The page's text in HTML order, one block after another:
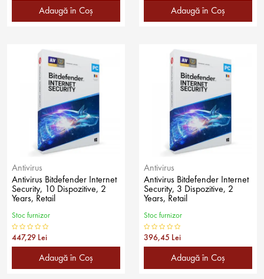
Adaugă în Coş Adaugă în Coş
Antivirus
Antivirus Bitdefender Internet
Security, 10 Dispozitive, 2
Years, Retail
Stoc furnizor
447,29 Lei
Adaugă în Coş
Antivirus
Antivirus Bitdefender Internet
Security, 3 Dispozitive, 2
Years, Retail
Stoc furnizor
396,45 Lei
Adaugă în Coş